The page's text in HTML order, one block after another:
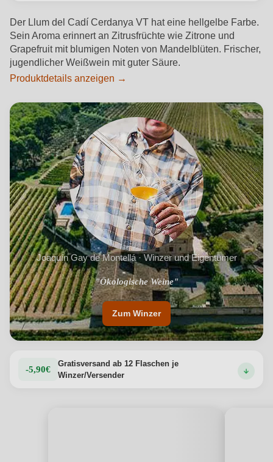
Der Llum del Cadí Cerdanya VT hat eine hellgelbe Farbe.
Sein Aroma erinnert an Zitrusfrüchte wie Zitrone und
Grapefruit mit blumigen Noten von Mandelblüten. Frischer,
jugendlicher Weißwein mit guter Säure.
Produktdetails anzeigen →
Joaquín Gay de Montellá · Winzer und Eigentümer
"Ökologische Weine"
"Kultiviert hundertjährigen Carignan und Grenache"
Zum Winzer
-5,90€
Gratisversand ab 12 Flaschen je
Winzer/Versender